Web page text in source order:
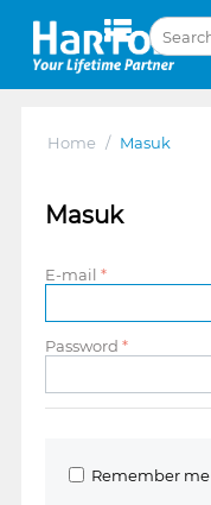
Home / Masuk
Masuk
E-mail
Password
Remember me